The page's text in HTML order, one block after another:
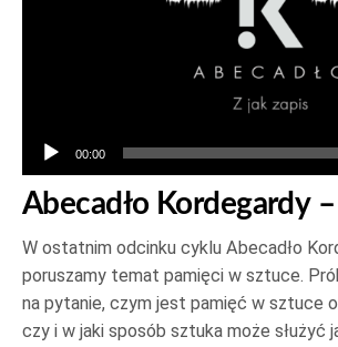
00:00
Abecadło Kordegardy –
W ostatnim odcinku cyklu Abecadło
poruszamy temat pamięci w sztuce.
na pytanie, czym jest pamięć w sztuce
czy i w jaki sposób sztuka może służyć